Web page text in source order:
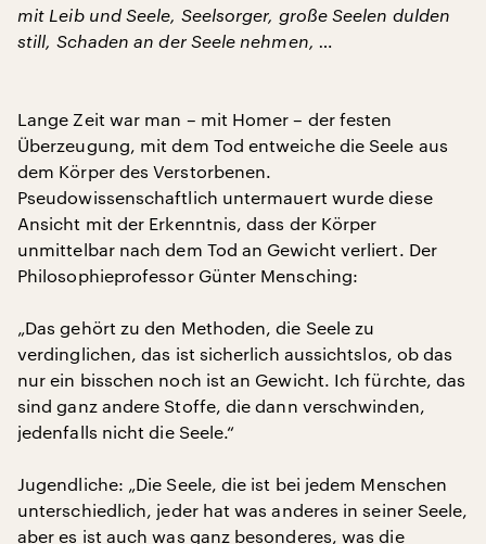
mit Leib und Seele, Seelsorger, große Seelen dulden
still, Schaden an der Seele nehmen, …
Lange Zeit war man – mit Homer – der festen
Überzeugung, mit dem Tod entweiche die Seele aus
dem Körper des Verstorbenen.
Pseudowissenschaftlich untermauert wurde diese
Ansicht mit der Erkenntnis, dass der Körper
unmittelbar nach dem Tod an Gewicht verliert. Der
Philosophieprofessor Günter Mensching:
„Das gehört zu den Methoden, die Seele zu
verdinglichen, das ist sicherlich aussichtslos, ob das
nur ein bisschen noch ist an Gewicht. Ich fürchte, das
sind ganz andere Stoffe, die dann verschwinden,
jedenfalls nicht die Seele.“
Jugendliche: „Die Seele, die ist bei jedem Menschen
unterschiedlich, jeder hat was anderes in seiner Seele,
aber es ist auch was ganz besonderes, was die